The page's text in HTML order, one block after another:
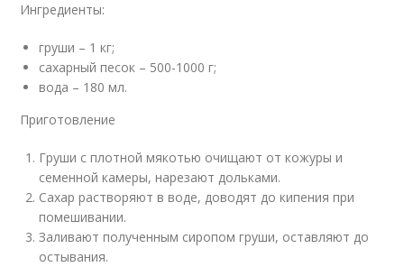
Ингредиенты:
груши – 1 кг;
сахарный песок – 500-1000 г;
вода – 180 мл.
Приготовление
Груши с плотной мякотью очищают от кожуры и
семенной камеры, нарезают дольками.
Сахар растворяют в воде, доводят до кипения при
помешивании.
Заливают полученным сиропом груши, оставляют до
остывания.